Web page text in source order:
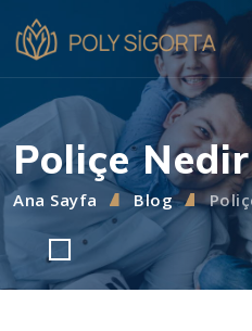
Poliçe Nedir
Ana Sayfa Blog